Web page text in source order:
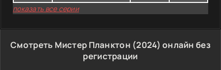
показать все серии
Смотреть Мистер Планктон (2024) онлайн без
регистрации